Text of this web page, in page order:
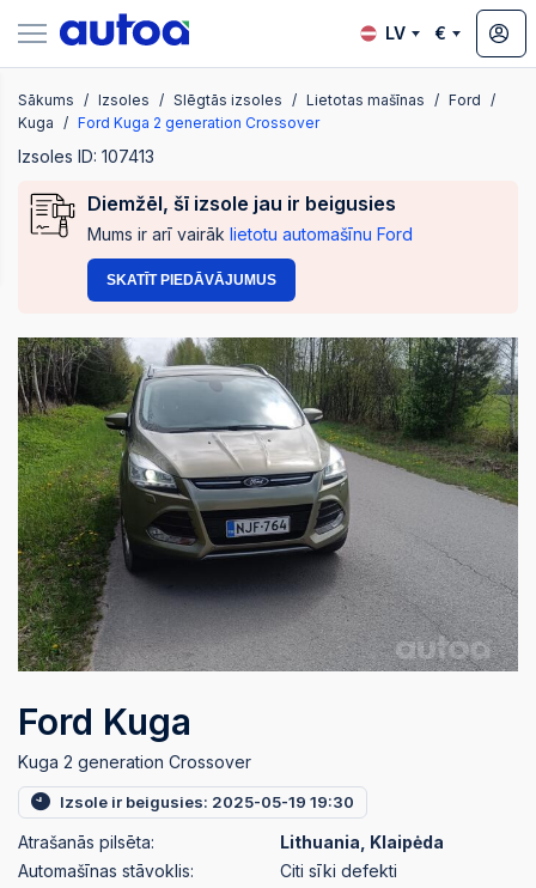
LV €
Sākums Izsoles Slēgtās izsoles Lietotas mašīnas
Ford
Kuga
Ford Kuga 2 generation Crossover
Izsoles ID: 107413
Diemžēl, šī izsole jau ir beigusies
Mums ir arī vairāk lietotu automašīnu Ford
SKATĪT PIEDĀVĀJUMUS
Ford Kuga
Kuga 2 generation Crossover
Izsole ir beigusies: 2025-05-19 19:30
Atrašanās pilsēta:
Lithuania, Klaipėda
Automašīnas stāvoklis:
Citi sīki defekti